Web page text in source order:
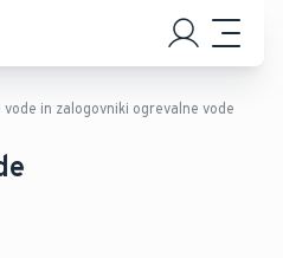
in zalogovniki ogrevalne vode